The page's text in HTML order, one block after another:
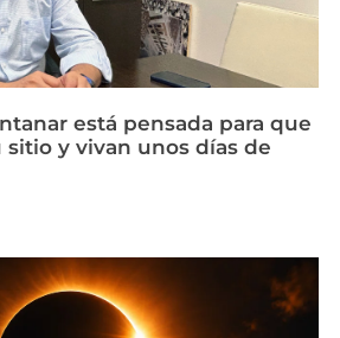
está pensada para que
y vivan unos días de